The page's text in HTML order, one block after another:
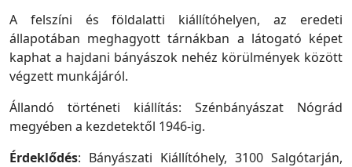
A felszíni és földalatti kiállítóhelyen, az eredeti
állapotában meghagyott tárnákban a látogató képet
kaphat a hajdani bányászok nehéz körülmények között
végzett munkájáról.
Állandó történeti kiállítás: Szénbányászat Nógrád
megyében a kezdetektől 1946-ig.
Érdeklődés: Bányászati Kiállítóhely, 3100 Salgótarján,